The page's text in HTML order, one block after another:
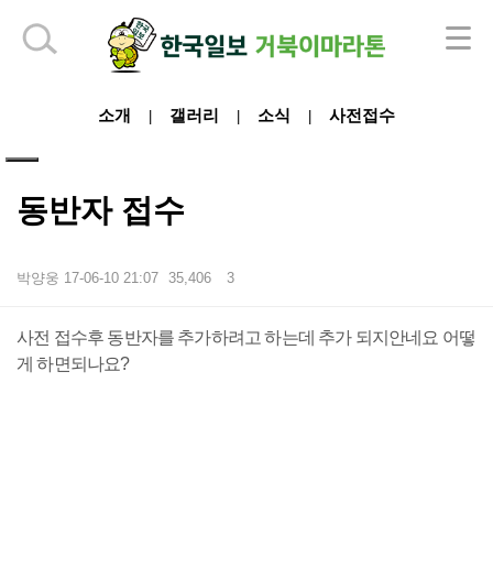
소개 갤러리 소식 사전접수
동반자 접수
박양웅 17-06-10 21:07 35,406 3
본문
사전 접수후 동반자를 추가하려고 하는데 추가 되지안네요 어떻
게 하면되나요?
하단 영역